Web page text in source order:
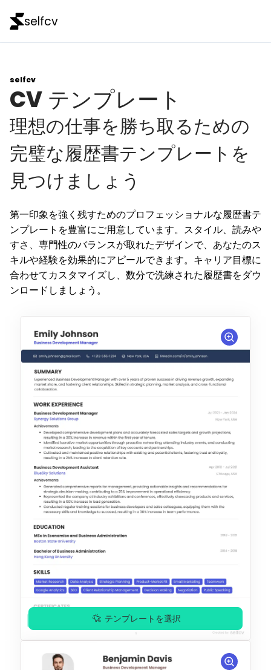
selfcv
selfcv
CV テンプレート
理想の仕事を勝ち取るための
完璧な履歴書テンプレートを
見つけましょう
第一印象を強く残すためのプロフェッショナルな履歴書テ
ンプレートを豊富にご用意しています。スタイル、読みや
すさ、専門性のバランスが取れたデザインで、あなたのス
キルや経験を効果的にアピールできます。キャリア目標に
合わせてカスタマイズし、数分で洗練された履歴書をダウ
ンロードしましょう。
テンプレートを選択